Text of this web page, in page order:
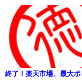
終了！楽天市場、最大ポ